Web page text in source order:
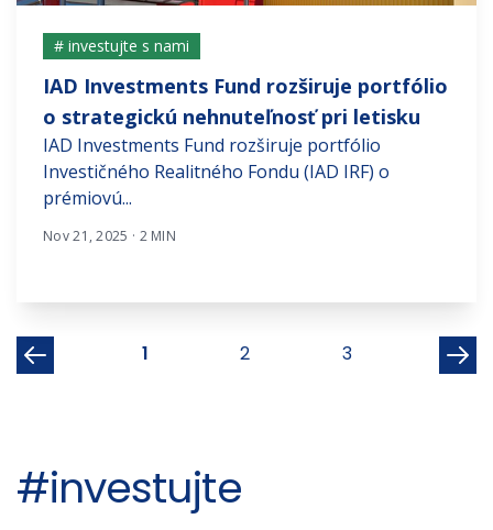
# investujte s nami
IAD Investments Fund rozširuje portfólio
o strategickú nehnuteľnosť pri letisku
IAD Investments Fund rozširuje portfólio
Investičného Realitného Fondu (IAD IRF) o
prémiovú...
Nov 21, 2025 · 2 MIN
1 2 3
#investujte